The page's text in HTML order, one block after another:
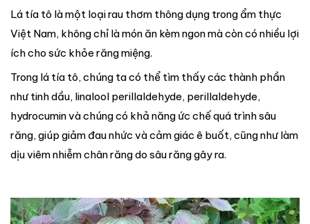
Lá tía tô là một loại rau thơm thông dụng trong ẩm thực
Việt Nam, không chỉ là món ăn kèm ngon mà còn có nhiều lợi
ích cho sức khỏe răng miệng.
Trong lá tía tô, chúng ta có thể tìm thấy các thành phần
như tinh dầu, linalool perillaldehyde, perillaldehyde,
hydrocumin và chúng có khả năng ức chế quá trình sâu
răng, giúp giảm đau nhức và cảm giác ê buốt, cũng như làm
dịu viêm nhiễm chân răng do sâu răng gây ra.